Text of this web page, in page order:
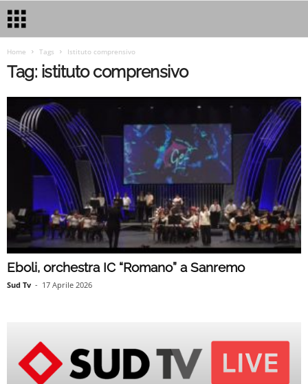
Home Tags Istituto comprensivo
Tag: istituto comprensivo
Eboli, orchestra IC “Romano” a Sanremo
Sud Tv - 17 Aprile 2026